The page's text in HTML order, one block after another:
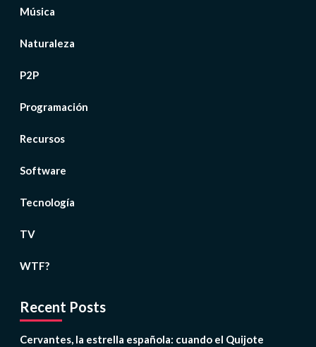
Música
Naturaleza
P2P
Programación
Recursos
Software
Tecnología
TV
WTF?
Recent Posts
Cervantes, la estrella española: cuando el Quijote